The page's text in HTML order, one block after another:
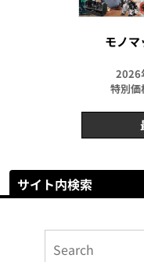
モノ
2026
特別価
サイト内検索